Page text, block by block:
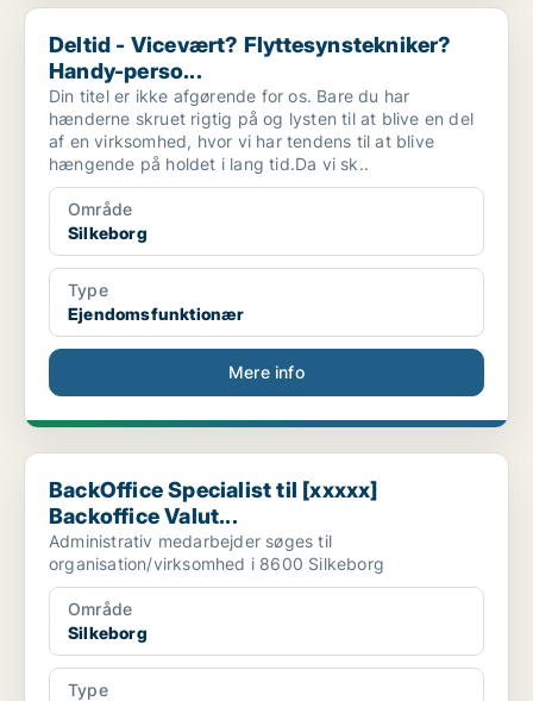
Deltid - Vicevært? Flyttesynstekniker? Handy-perso...
Deltid - Vicevært? Flyttesynstekniker?
Handy-perso...
Din titel er ikke afgørende for os. Bare du har
hænderne skruet rigtig på og lysten til at blive en del
af en virksomhed, hvor vi har tendens til at blive
hængende på holdet i lang tid.Da vi sk..
Område
Silkeborg
Type
Ejendomsfunktionær
Mere info
BackOffice Specialist til [xxxxx] Backoffice Valut...
BackOffice Specialist til [xxxxx]
Backoffice Valut...
Administrativ medarbejder søges til
organisation/virksomhed i 8600 Silkeborg
Område
Silkeborg
Type